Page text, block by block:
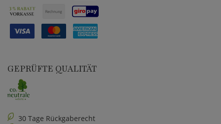
GEPRÜFTE QUALITÄT
30 Tage Rückgaberecht